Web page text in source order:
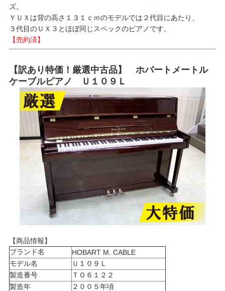
ズ。
ＹＵＸは背の高さ１３１ｃｍのモデルでは２代目にあたり、
３代目のＵＸ３とほぼ同じスペックのピアノです。
【売約済】
【訳あり特価！厳選中古品】 ホバートメートル
ケーブルピアノ Ｕ１０９Ｌ
【商品情報】
ブランド名
HOBART M. CABLE
モデル名
Ｕ１０９Ｌ
製造番号
ＴＯ６１２２
製造年
２００５年頃